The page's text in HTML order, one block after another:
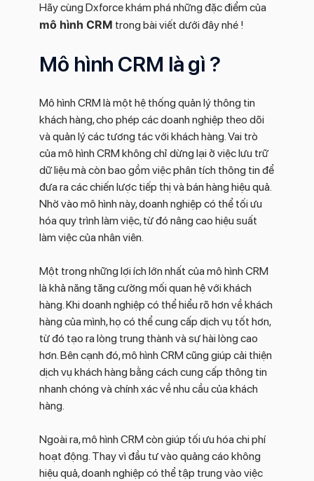
Hãy cùng Dxforce khám phá những đặc điểm của
mô hình CRM trong bài viết dưới đây nhé !
Mô hình CRM là gì ?
Mô hình CRM là một hệ thống quản lý thông tin
khách hàng, cho phép các doanh nghiệp theo dõi
và quản lý các tương tác với khách hàng. Vai trò
của mô hình CRM không chỉ dừng lại ở việc lưu trữ
dữ liệu mà còn bao gồm việc phân tích thông tin để
đưa ra các chiến lược tiếp thị và bán hàng hiệu quả.
Nhờ vào mô hình này, doanh nghiệp có thể tối ưu
hóa quy trình làm việc, từ đó nâng cao hiệu suất
làm việc của nhân viên.
Một trong những lợi ích lớn nhất của mô hình CRM
là khả năng tăng cường mối quan hệ với khách
hàng. Khi doanh nghiệp có thể hiểu rõ hơn về khách
hàng của mình, họ có thể cung cấp dịch vụ tốt hơn,
từ đó tạo ra lòng trung thành và sự hài lòng cao
hơn. Bên cạnh đó, mô hình CRM cũng giúp cải thiện
dịch vụ khách hàng bằng cách cung cấp thông tin
nhanh chóng và chính xác về nhu cầu của khách
hàng.
Ngoài ra, mô hình CRM còn giúp tối ưu hóa chi phí
hoạt động. Thay vì đầu tư vào quảng cáo không
hiệu quả, doanh nghiệp có thể tập trung vào việc